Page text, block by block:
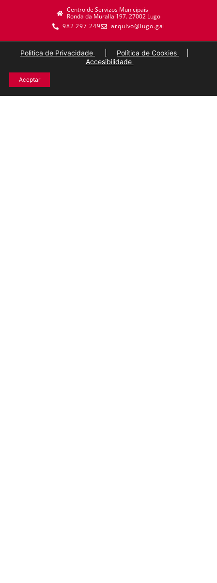
Centro de Servizos Municipais
Ronda da Muralla 197. 27002 Lugo
982 297 249
arquivo@lugo.gal
Politica de Privacidade Política de Cookies
Accesibilidade
Aceptar